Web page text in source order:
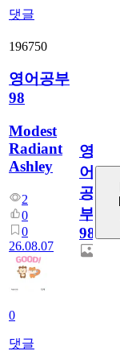
댓글
196750
영어공부
98
Modest
Radiant
Ashley
2
0
0
26.08.07
0
댓글
영
어
공
부
98